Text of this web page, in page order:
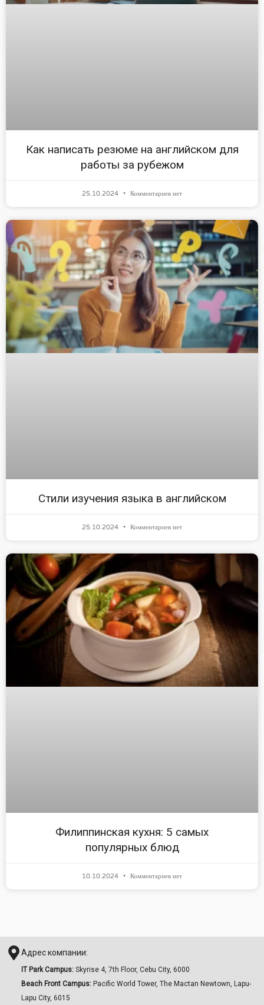
Как написать резюме на английском для
работы за рубежом
25.10.2024 Комментариев нет
Стили изучения языка в английском
25.10.2024 Комментариев нет
Филиппинская кухня: 5 самых
популярных блюд
10.10.2024 Комментариев нет
Адрес компании:
IT Park Campus: Skyrise 4, 7th Floor, Cebu City, 6000
Beach Front Campus: Pacific World Tower, The Mactan Newtown, Lapu-
Lapu City, 6015